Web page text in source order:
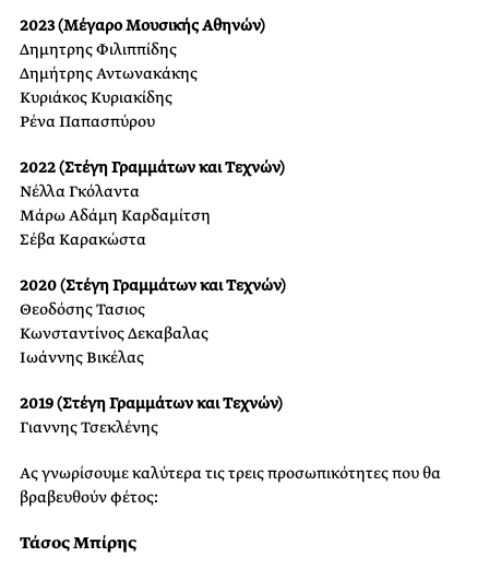
2023 (Μέγαρο Μουσικής Αθηνών)
Δημητρης Φιλιππίδης
Δημήτρης Αντωνακάκης
Κυριάκος Κυριακίδης
Ρένα Παπασπύρου
2022 (Στέγη Γραμμάτων και Τεχνών)
Νέλλα Γκόλαντα
Μάρω Αδάμη Καρδαμίτση
Σέβα Καρακώστα
2020 (Στέγη Γραμμάτων και Τεχνών)
Θεοδόσης Τασιος
Κωνσταντίνος Δεκαβαλας
Ιωάννης Βικέλας
2019 (Στέγη Γραμμάτων και Τεχνών)
Γιαννης Τσεκλένης
Ας γνωρίσουμε καλύτερα τις τρεις προσωπικότητες που θα
βραβευθούν φέτος:
Τάσος Μπίρης